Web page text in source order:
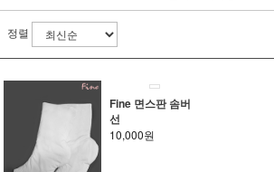
정렬
Fine 면스판 솜버
선
10,000원